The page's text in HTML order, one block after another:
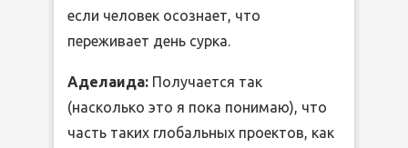
если человек осознает, что
переживает день сурка.
Аделаида: Получается так
(насколько это я пока понимаю), что
часть таких глобальных проектов, как